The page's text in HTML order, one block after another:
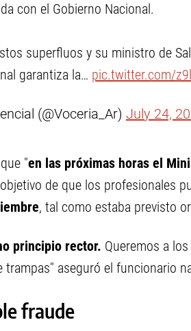
con el Gobierno Nacional.
superfluos y su ministro de
garantiza la… pic.twitter.com/
(@Voceria_Ar) July 24,
"en las próximas horas el
de que los profesionales
, tal como estaba previsto
principio rector. Queremos a
aseguró el funcionario
fraude